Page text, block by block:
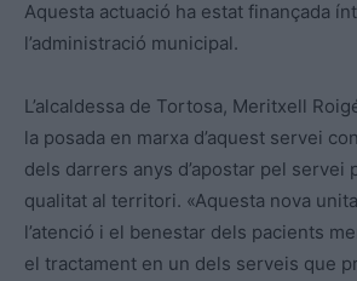
Aquesta actuació ha estat finançada
l’administració municipal.
L’alcaldessa de Tortosa, Meritxell
la posada en marxa d’aquest servei
dels darrers anys d’apostar pel servei
qualitat al territori. «Aquesta nova
l’atenció i el benestar dels pacients
el tractament en un dels serveis que